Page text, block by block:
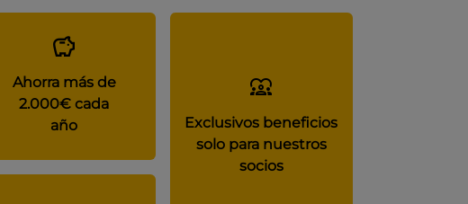
Ahorra más de
2.000€ cada
año
Exclusivos beneficios
solo para nuestros
socios